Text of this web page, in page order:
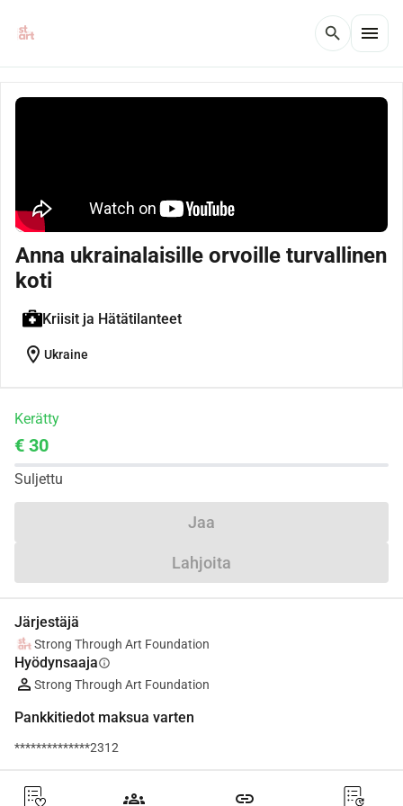
search menu
Anna ukrainalaisille orvoille turvallinen
koti
Kriisit ja Hätätilanteet
location_on Ukraine
Kerätty
€ 30
Suljettu
Jaa
Lahjoita
Järjestäjä
Strong Through Art Foundation
Hyödynsaajainfo
Strong Through Art Foundation
Pankkitiedot maksua varten
**************2312
groups link